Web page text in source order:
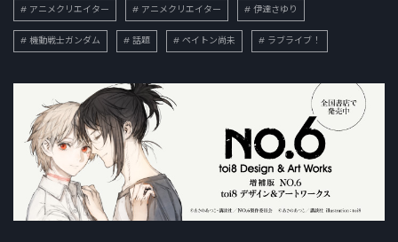
アニメクリエイター アニメクリエイター 伊達さゆり
機動戦士ガンダム 話題 ペイトン尚未 ラブライブ！